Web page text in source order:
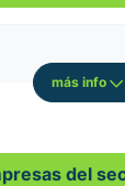
más info
del